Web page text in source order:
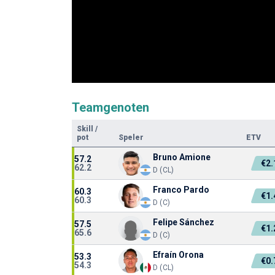
Teamgenoten
Skill
/
pot
Speler ETV
57.2
62.2
Bruno Amione
D (CL)
60.3
60.3
Franco Pardo
D (C)
57.5
65.6
Felipe Sánchez
D (C)
53.3
54.3
Efraín Orona
D (CL)